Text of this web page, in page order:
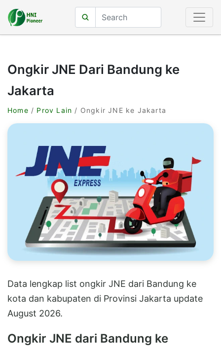
Ongkir JNE Dari Bandung ke
Jakarta
Home / Prov Lain / Ongkir JNE ke Jakarta
Data lengkap list ongkir JNE dari Bandung ke
kota dan kabupaten di Provinsi Jakarta update
August 2026.
Ongkir JNE dari Bandung ke